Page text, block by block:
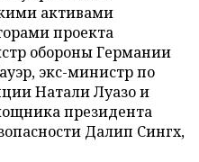
активами
проекта
обороны Германии
экс-министр по
Натали Луазо и
президента
Далип Сингх,